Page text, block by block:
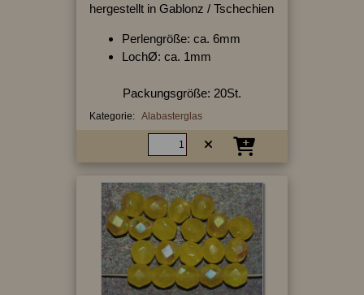
hergestellt in Gablonz / Tschechien
Perlengröße: ca. 6mm
LochØ: ca. 1mm
Packungsgröße: 20St.
Kategorie: Alabasterglas